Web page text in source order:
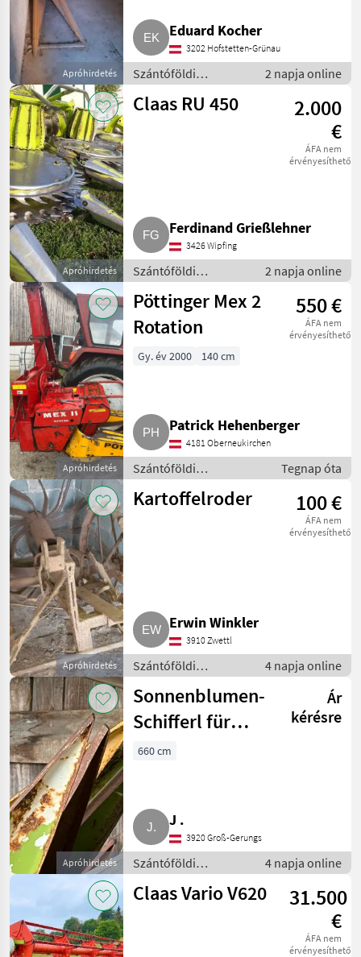
Pöttinger
6
Olimac
Geringhoff
4
Kemper
3
Mind a 12
megjelenítése
MARKETPLACE
Marketplace
Kereskedői
ajánlatok
Apróhirdetések
Apróhirdetés
Eduard Kocher
3202 Hofstetten-Grünau
Szántóföldi
betakarítógépek /
Kombájn adapter
2 napja online
Apróhirdetés
Claas RU 450
2.000
€
ÁFA nem
érvényesíthető
Ferdinand Grießlehner
3426 Wipfing
Szántóföldi
betakarítógépek /
Kombájn adapter
2 napja online
Apróhirdetés
Pöttinger Mex 2
Rotation
550 €
ÁFA nem
érvényesíthető
Gy. év 2000 140 cm
Patrick Hehenberger
4181 Oberneukirchen
Szántóföldi
betakarítógépek /
Kombájn adapter
Tegnap óta
Apróhirdetés
Kartoffelroder 100 €
ÁFA nem
érvényesíthető
Erwin Winkler
3910 Zwettl
Szántóföldi
betakarítógépek /
Kombájn adapter
4 napja online
Apróhirdetés
Sonnenblumen-
Schifferl für
Claas V660
Ár
kérésre
660 cm
J .
3920 Groß-Gerungs
Szántóföldi
betakarítógépek /
Kombájn adapter
4 napja online
Claas Vario V620
31.500
€
ÁFA nem
érvényesíthető